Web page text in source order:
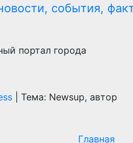
портал города
Тема: Newsup, автор
Главная